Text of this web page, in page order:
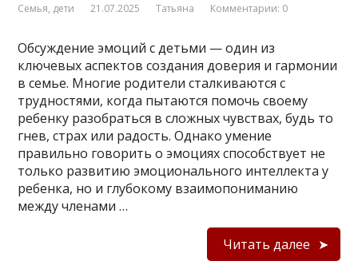
Семья, дети 21.07.2025 Татьяна Комментарии: 0
Обсуждение эмоций с детьми — один из
ключевых аспектов создания доверия и гармонии
в семье. Многие родители сталкиваются с
трудностями, когда пытаются помочь своему
ребенку разобраться в сложных чувствах, будь то
гнев, страх или радость. Однако умение
правильно говорить о эмоциях способствует не
только развитию эмоционального интеллекта у
ребенка, но и глубокому взаимопониманию
между членами …
Читать далее